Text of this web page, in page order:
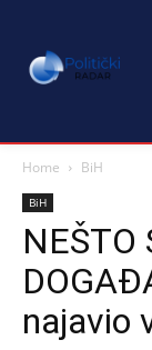
Home BiH
BiH
NEŠTO
najavio